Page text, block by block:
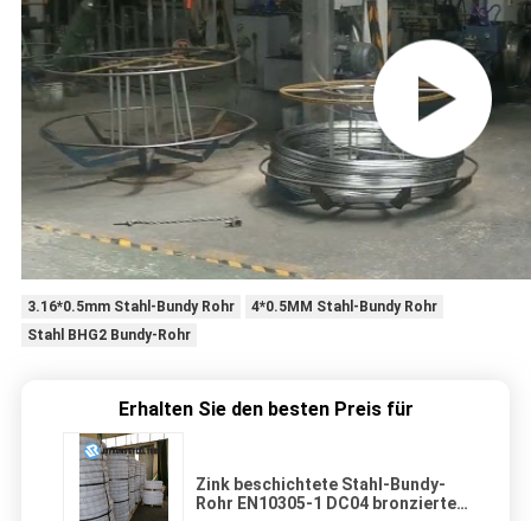
3.16*0.5mm Stahl-Bundy Rohr
4*0.5MM Stahl-Bundy Rohr
Stahl BHG2 Bundy-Rohr
Erhalten Sie den besten Preis für
Zink beschichtete Stahl-Bundy-
Rohr EN10305-1 DC04 bronzierte